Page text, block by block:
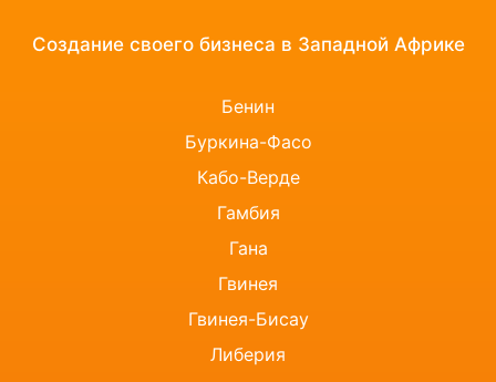
Создание своего бизнеса в Западной Африке
Бенин
Буркина-Фасо
Кабо-Верде
Гамбия
Гана
Гвинея
Гвинея-Бисау
Либерия